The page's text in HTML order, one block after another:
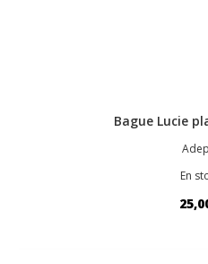
Bague Lucie
En